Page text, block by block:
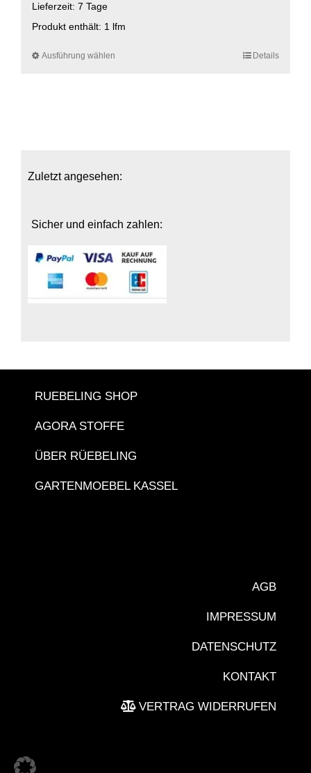
Lieferzeit: 7 Tage
Produkt enthält: 1 lfm
Ausführung wählen
Optionen
der
gewählt
werden
Details
Zuletzt angesehen:
Sicher und einfach zahlen:
RUEBELING SHOP
AGORA STOFFE
ÜBER RÜEBELING
GARTENMOEBEL KASSEL
AGB
IMPRESSUM
DATENSCHUTZ
KONTAKT
VERTRAG WIDERRUFEN